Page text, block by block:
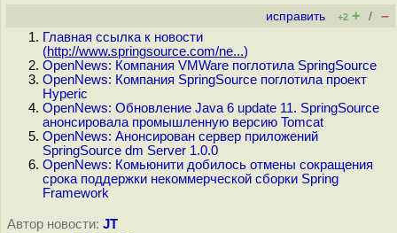
исправить +2 + / –
Главная ссылка к новости
(http://www.springsource.com/ne...)
OpenNews: Компания VMWare поглотила SpringSource
OpenNews: Компания SpringSource поглотила проект
Hyperic
OpenNews: Обновление Java 6 update 11. SpringSource
анонсировала промышленную версию Tomcat
OpenNews: Анонсирован сервер приложений
SpringSource dm Server 1.0.0
OpenNews: Комьюнити добилось отмены сокращения
срока поддержки некоммерческой сборки Spring
Framework
Автор новости: JT